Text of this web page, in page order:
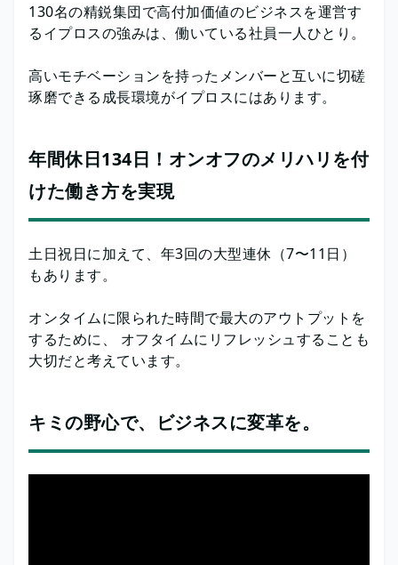
130名の精鋭集団で高付加価値のビジネスを運営す
るイプロスの強みは、働いている社員一人ひとり。
高いモチベーションを持ったメンバーと互いに切磋
琢磨できる成長環境がイプロスにはあります。
年間休日134日！オンオフのメリハリを付
けた働き方を実現
土日祝日に加えて、年3回の大型連休（7〜11日）
もあります。
オンタイムに限られた時間で最大のアウトプットを
するために、 オフタイムにリフレッシュすることも
大切だと考えています。
キミの野心で、ビジネスに変革を。